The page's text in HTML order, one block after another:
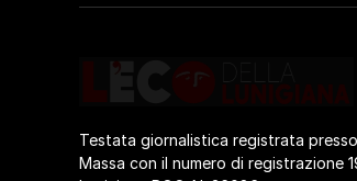
Testata giornalistica registrata
Massa con il numero di registrazione